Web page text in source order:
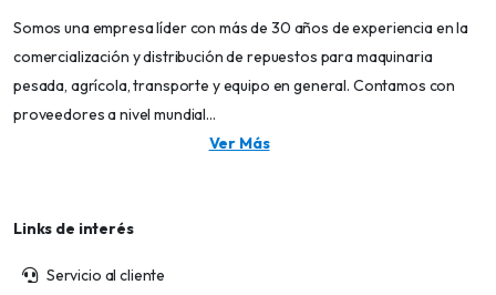
Somos una empresa líder con más de 30 años de experiencia en la
comercialización y distribución de repuestos para maquinaria
pesada, agrícola, transporte y equipo en general. Contamos con
proveedores a nivel mundial...
Ver Más
Links de interés
Servicio al cliente